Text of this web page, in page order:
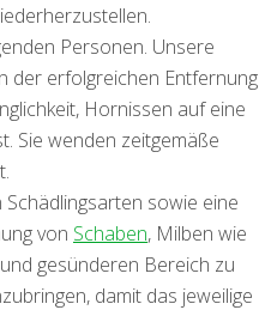
Personen. Unsere
der erfolgreichen Entfernung
Hornissen auf eine
Sie wenden zeitgemäße
sowie eine
von Schaben, Milben wie
gesünderen Bereich zu
damit das jeweilige